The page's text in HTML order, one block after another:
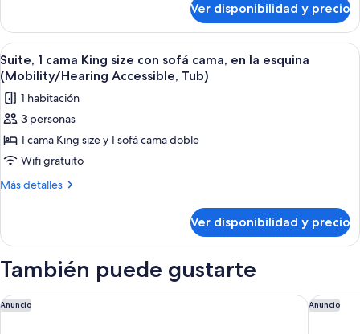
(Mobility/Hearing
Accessible,
Tub)
1
cama
Queen
size
(Mobility/Hearing
Accessible,
Tub)
Ver disponibilidad y precio
Ver
todas
las
fotos
de
Suite,
1
cama
con
cama,
en
la
Una habitación de hotel con una
4
Suite, 1 cama King size con sofá cama, en la esquina
(Mobility/Hearing Accessible, Tub)
1 habitación
3 personas
1 cama King size y 1 sofá cama doble
Wifi gratuito
Más detalles
Más
1
King
con
sofá
Ver disponibilidad y precio
También puede gustarte
Anuncio
DoubleTree by Hilton San Jose Anuncio